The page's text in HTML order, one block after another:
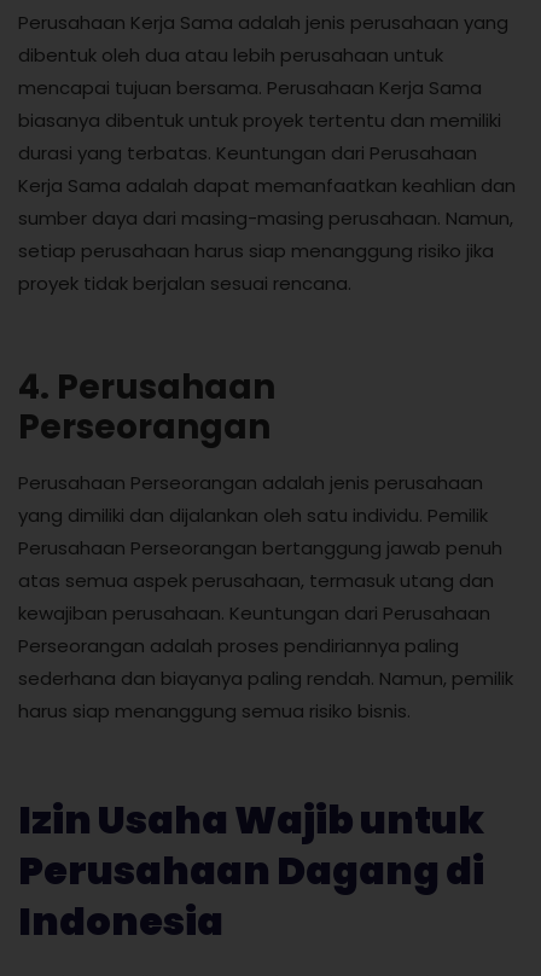
Perusahaan Kerja Sama adalah jenis perusahaan yang
dibentuk oleh dua atau lebih perusahaan untuk
mencapai tujuan bersama. Perusahaan Kerja Sama
biasanya dibentuk untuk proyek tertentu dan memiliki
durasi yang terbatas. Keuntungan dari Perusahaan
Kerja Sama adalah dapat memanfaatkan keahlian dan
sumber daya dari masing-masing perusahaan. Namun,
setiap perusahaan harus siap menanggung risiko jika
proyek tidak berjalan sesuai rencana.
4. Perusahaan
Perseorangan
Perusahaan Perseorangan adalah jenis perusahaan
yang dimiliki dan dijalankan oleh satu individu. Pemilik
Perusahaan Perseorangan bertanggung jawab penuh
atas semua aspek perusahaan, termasuk utang dan
kewajiban perusahaan. Keuntungan dari Perusahaan
Perseorangan adalah proses pendiriannya paling
sederhana dan biayanya paling rendah. Namun, pemilik
harus siap menanggung semua risiko bisnis.
Izin Usaha Wajib untuk
Perusahaan Dagang di
Indonesia